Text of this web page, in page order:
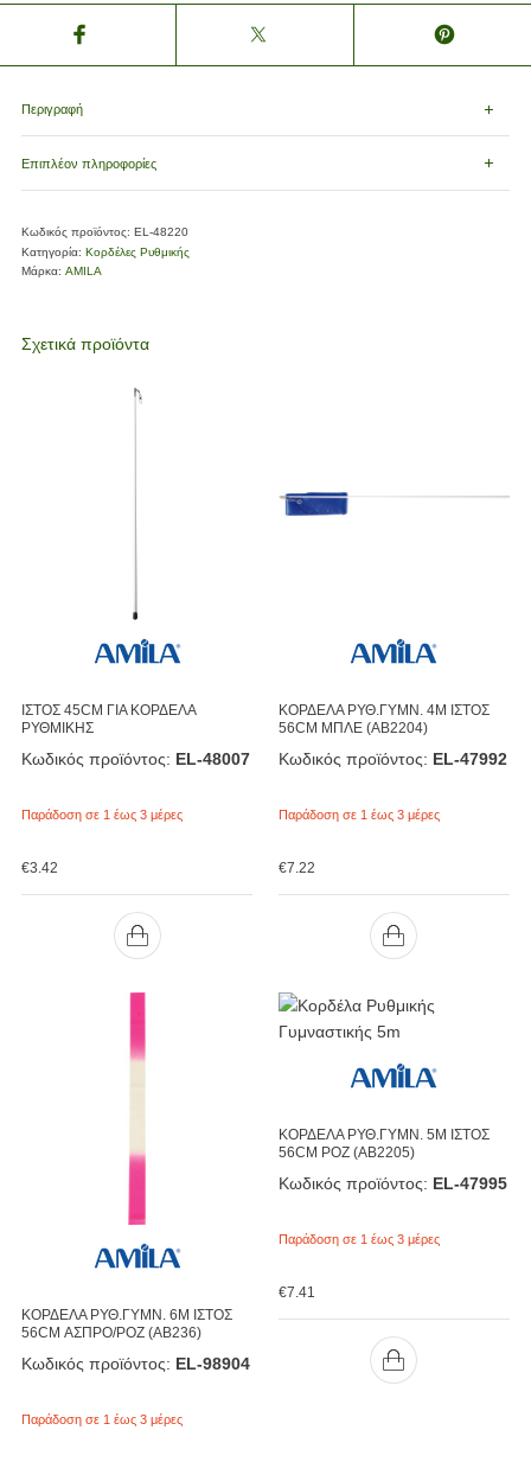
Περιγραφή
Επιπλέον πληροφορίες
Κωδικός προϊόντος: EL-48220
Κατηγορία: Κορδέλες Ρυθμικής
Μάρκα: AMILA
Σχετικά προϊόντα
ΙΣΤΟΣ 45CM ΓΙΑ ΚΟΡΔΕΛΑ
ΡΥΘΜΙΚΗΣ
Κωδικός προϊόντος: EL-48007
Παράδοση σε 1 έως 3 μέρες
€3.42
ΚΟΡΔΕΛΑ ΡΥΘ.ΓΥΜΝ. 4M ΙΣΤΟΣ
56CM ΜΠΛΕ (AB2204)
Κωδικός προϊόντος: EL-47992
Παράδοση σε 1 έως 3 μέρες
€7.22
ΚΟΡΔΕΛΑ ΡΥΘ.ΓΥΜΝ. 6M ΙΣΤΟΣ
56CM ΑΣΠΡΟ/ΡΟΖ (AB236)
Κωδικός προϊόντος: EL-98904
Παράδοση σε 1 έως 3 μέρες
ΚΟΡΔΕΛΑ ΡΥΘ.ΓΥΜΝ. 5M ΙΣΤΟΣ
56CM ΡOZ (AB2205)
Κωδικός προϊόντος: EL-47995
Παράδοση σε 1 έως 3 μέρες
€7.41